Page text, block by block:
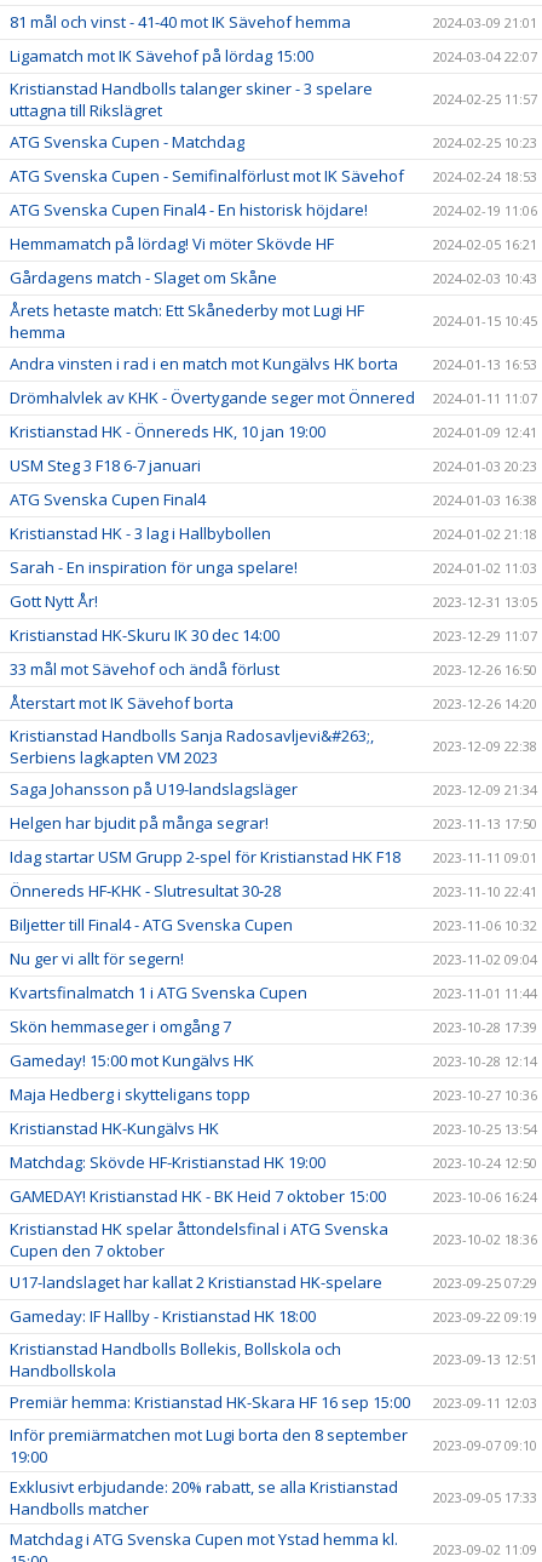
81 mål och vinst - 41-40 mot IK Sävehof hemma 2024-03-09 21:01
Ligamatch mot IK Sävehof på lördag 15:00 2024-03-04 22:07
Kristianstad Handbolls talanger skiner - 3 spelare
uttagna till Rikslägret
2024-02-25 11:57
ATG Svenska Cupen - Matchdag 2024-02-25 10:23
ATG Svenska Cupen - Semifinalförlust mot IK Sävehof 2024-02-24 18:53
ATG Svenska Cupen Final4 - En historisk höjdare! 2024-02-19 11:06
Hemmamatch på lördag! Vi möter Skövde HF 2024-02-05 16:21
Gårdagens match - Slaget om Skåne 2024-02-03 10:43
Årets hetaste match: Ett Skånederby mot Lugi HF
hemma
2024-01-15 10:45
Andra vinsten i rad i en match mot Kungälvs HK borta 2024-01-13 16:53
Drömhalvlek av KHK - Övertygande seger mot Önnered 2024-01-11 11:07
Kristianstad HK - Önnereds HK, 10 jan 19:00 2024-01-09 12:41
USM Steg 3 F18 6-7 januari 2024-01-03 20:23
ATG Svenska Cupen Final4 2024-01-03 16:38
Kristianstad HK - 3 lag i Hallbybollen 2024-01-02 21:18
Sarah - En inspiration för unga spelare! 2024-01-02 11:03
Gott Nytt År! 2023-12-31 13:05
Kristianstad HK-Skuru IK 30 dec 14:00 2023-12-29 11:07
33 mål mot Sävehof och ändå förlust 2023-12-26 16:50
Återstart mot IK Sävehof borta 2023-12-26 14:20
Kristianstad Handbolls Sanja Radosavljevi&#263;,
Serbiens lagkapten VM 2023
2023-12-09 22:38
Saga Johansson på U19-landslagsläger 2023-12-09 21:34
Helgen har bjudit på många segrar! 2023-11-13 17:50
Idag startar USM Grupp 2-spel för Kristianstad HK F18 2023-11-11 09:01
Önnereds HF-KHK - Slutresultat 30-28 2023-11-10 22:41
Biljetter till Final4 - ATG Svenska Cupen 2023-11-06 10:32
Nu ger vi allt för segern! 2023-11-02 09:04
Kvartsfinalmatch 1 i ATG Svenska Cupen 2023-11-01 11:44
Skön hemmaseger i omgång 7 2023-10-28 17:39
Gameday! 15:00 mot Kungälvs HK 2023-10-28 12:14
Maja Hedberg i skytteligans topp 2023-10-27 10:36
Kristianstad HK-Kungälvs HK 2023-10-25 13:54
Matchdag: Skövde HF-Kristianstad HK 19:00 2023-10-24 12:50
GAMEDAY! Kristianstad HK - BK Heid 7 oktober 15:00 2023-10-06 16:24
Kristianstad HK spelar åttondelsfinal i ATG Svenska
Cupen den 7 oktober
2023-10-02 18:36
U17-landslaget har kallat 2 Kristianstad HK-spelare 2023-09-25 07:29
Gameday: IF Hallby - Kristianstad HK 18:00 2023-09-22 09:19
Kristianstad Handbolls Bollekis, Bollskola och
Handbollskola
2023-09-13 12:51
Premiär hemma: Kristianstad HK-Skara HF 16 sep 15:00 2023-09-11 12:03
Inför premiärmatchen mot Lugi borta den 8 september
19:00
2023-09-07 09:10
Exklusivt erbjudande: 20% rabatt, se alla Kristianstad
Handbolls matcher
2023-09-05 17:33
Matchdag i ATG Svenska Cupen mot Ystad hemma kl.
2023-09-02 11:09